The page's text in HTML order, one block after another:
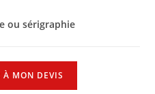
ou sérigraphie
À MON DEVIS